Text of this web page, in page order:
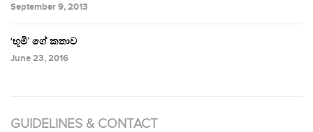
September 9, 2013
‘භූමි’ ගේ කතාව
June 23, 2016
GUIDELINES & CONTACT